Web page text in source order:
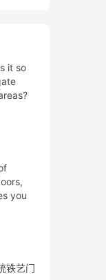
it so
you
铁艺门